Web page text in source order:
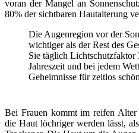
voran der Mangel an
80% der sichtbaren Hautalterung
Die Augenregion vor der
wichtiger als der Rest des
Sie täglich Lichtschutzfaktor
Jahreszeit und bei jedem
Geheimnisse für zeitlos
Bei Frauen kommt im reifen
die Haut löchriger werden lässt,